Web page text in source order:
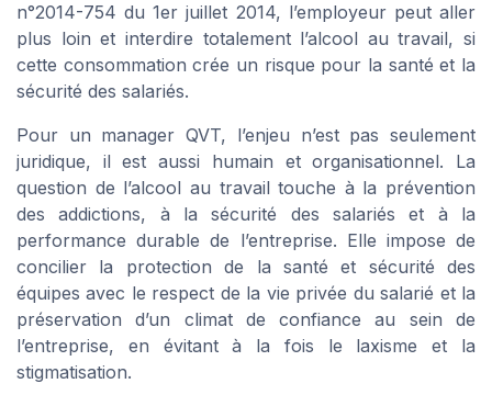
n°2014-754 du 1er juillet 2014, l’employeur peut aller
plus loin et interdire totalement l’alcool au travail, si
cette consommation crée un risque pour la santé et la
sécurité des salariés.
Pour un manager QVT, l’enjeu n’est pas seulement
juridique, il est aussi humain et organisationnel. La
question de l’alcool au travail touche à la prévention
des addictions, à la sécurité des salariés et à la
performance durable de l’entreprise. Elle impose de
concilier la protection de la santé et sécurité des
équipes avec le respect de la vie privée du salarié et la
préservation d’un climat de confiance au sein de
l’entreprise, en évitant à la fois le laxisme et la
stigmatisation.